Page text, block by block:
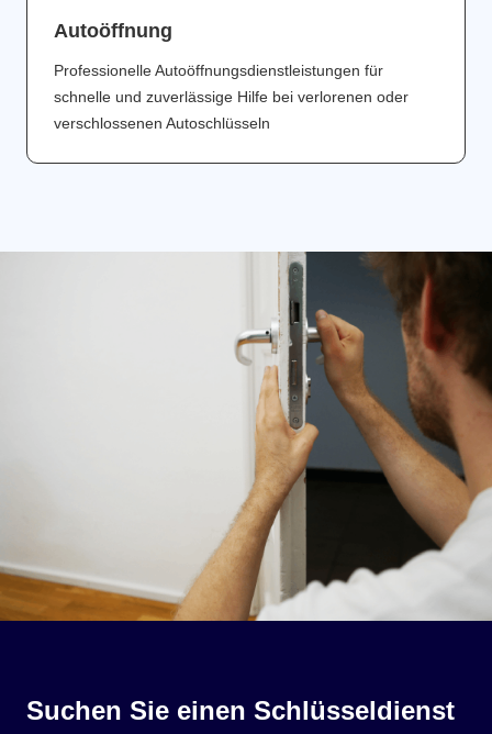
Аutoöffnung
Professionelle Autoöffnungsdienstleistungen für
schnelle und zuverlässige Hilfe bei verlorenen oder
verschlossenen Autoschlüsseln
Suchen Sie einen Schlüsseldienst